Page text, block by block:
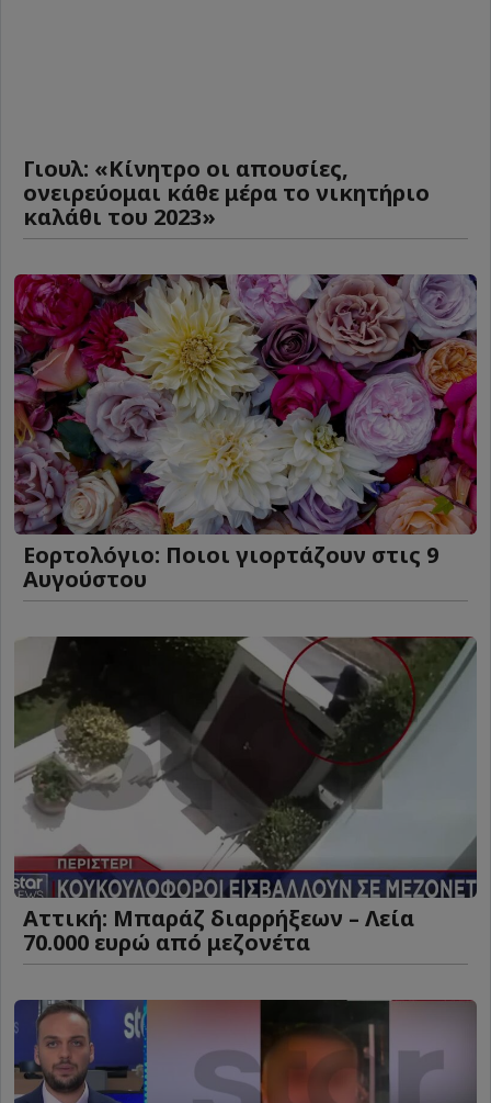
Γιουλ: «Κίνητρο οι απουσίες,
ονειρεύομαι κάθε μέρα το νικητήριο
καλάθι του 2023»
Εορτολόγιο: Ποιοι γιορτάζουν στις 9
Αυγούστου
Αττική: Μπαράζ διαρρήξεων – Λεία
70.000 ευρώ από μεζονέτα